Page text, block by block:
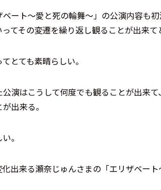
ート～愛と死の輪舞～」の公演内容も
てその変遷を繰り返し観ることが出来て
とても素晴らしい。
演はこうして何度でも観ることが出来
出来る。
。
出来る瀬奈じゅんさまの「エリザベー